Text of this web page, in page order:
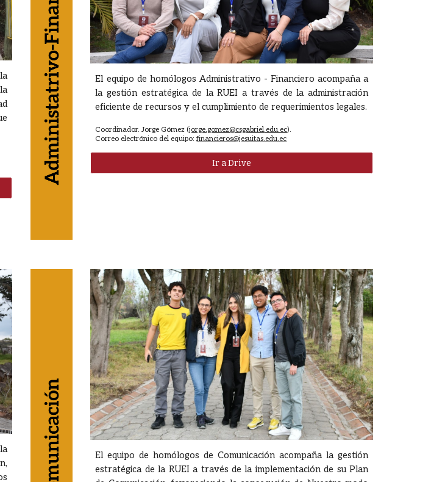
El equipo de homólogos Administrativo - Financiero acompaña a
la gestión estratégica de la RUEI a través de la administración
eficiente de recursos y el cumplimiento de requerimientos legales.
Coordinador.Jorge Gómez (jorge.gomez@csgabriel.edu.ec).
Correo electrónico del equipo:financieros@jesuitas.edu.ec
Ir a Drive
El equipo de homólogos de Comunicación acompaña la gestión
estratégica de la RUEI a través de la implementación de su Plan